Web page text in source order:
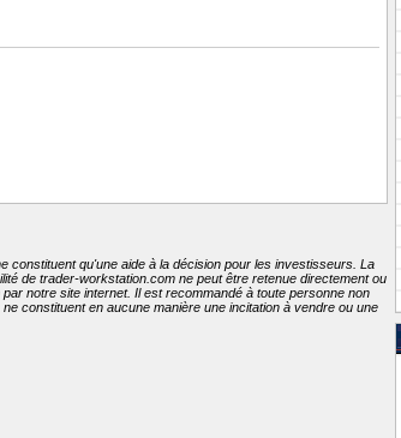
qu'une aide à la décision pour les investisseurs. La
de trader-workstation.com ne peut être retenue directement ou
notre site internet. Il est recommandé à toute personne non
constituent en aucune manière une incitation à vendre ou une